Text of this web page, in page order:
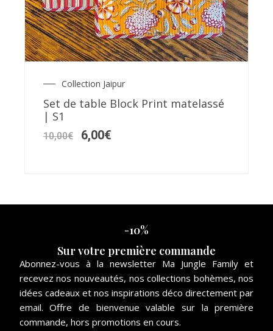
Collection Jaipur
Set de table Block Print matelassé
| S1
10,00€
Le
prix
initial
10,00€.
6,00€
Le
prix
actuel
-10%
Sur votre première commande
Abonnez-vous à la newsletter Ma Jungle Family et
recevez nos nouveautés, nos collections bohèmes, nos
idées cadeaux et nos inspirations déco directement par
email. Offre de bienvenue valable sur la première
commande, hors promotions en cours.